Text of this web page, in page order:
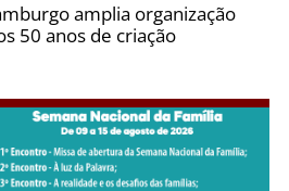
amplia organização
50 anos de criação